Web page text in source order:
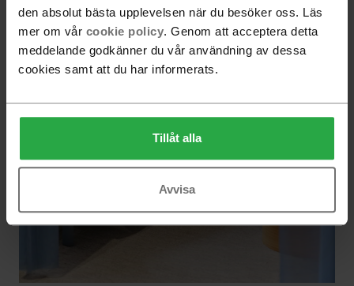
den absolut bästa upplevelsen när du besöker oss. Läs
mer om vår cookie policy. Genom att acceptera detta
meddelande godkänner du vår användning av dessa
cookies samt att du har informerats.
Tillåt alla
Avvisa